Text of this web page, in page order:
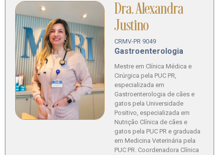
Dra. Alexandra
Justino
CRMV-PR 9049
Gastroenterologia
Mestre em Clínica Médica e
Cirúrgica pela PUC PR,
especializada em
Gastroenterologia de cães e
gatos pela Universidade
Positivo, especializada em
Nutrição Clínica de cães e
gatos pela PUC PR e graduada
em Medicina Veterinária pela
PUC PR. Coordenadora Clínica